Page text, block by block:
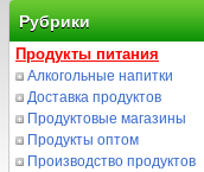
Рубрики
Продукты питания
Алкогольные напитки
Доставка продуктов
Продуктовые магазины
Продукты оптом
Производство продуктов